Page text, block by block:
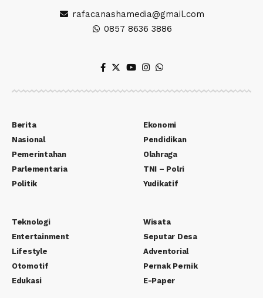
rafacanashamedia@gmail.com
0857 8636 3886
Berita
Nasional
Pemerintahan
Parlementaria
Politik
Ekonomi
Pendidikan
Olahraga
TNI – Polri
Yudikatif
Teknologi
Entertainment
Lifestyle
Otomotif
Edukasi
Wisata
Seputar Desa
Adventorial
Pernak Pernik
E-Paper